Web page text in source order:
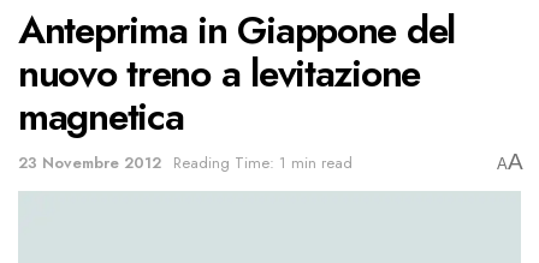
Anteprima in Giappone del
nuovo treno a levitazione
magnetica
23 Novembre 2012 Reading Time: 1 min read AA